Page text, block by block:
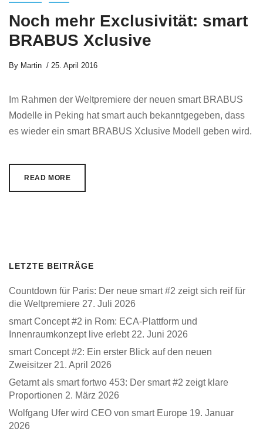
Noch mehr Exclusivität: smart
BRABUS Xclusive
By Martin 25. April 2016
Im Rahmen der Weltpremiere der neuen smart BRABUS
Modelle in Peking hat smart auch bekanntgegeben, dass
es wieder ein smart BRABUS Xclusive Modell geben wird.
READ MORE
LETZTE BEITRÄGE
Countdown für Paris: Der neue smart #2 zeigt sich reif für
die Weltpremiere 27. Juli 2026
smart Concept #2 in Rom: ECA-Plattform und
Innenraumkonzept live erlebt 22. Juni 2026
smart Concept #2: Ein erster Blick auf den neuen
Zweisitzer 21. April 2026
Getarnt als smart fortwo 453: Der smart #2 zeigt klare
Proportionen 2. März 2026
Wolfgang Ufer wird CEO von smart Europe 19. Januar
2026